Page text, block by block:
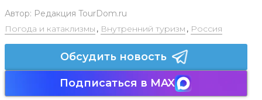
Автор: Редакция TourDom.ru
Погода и катаклизмы , Внутренний туризм , Россия
Обсудить новость
Подписаться в MAX